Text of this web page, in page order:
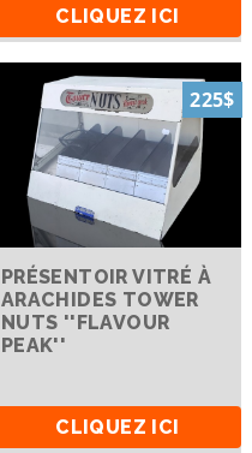
CLIQUEZ ICI
225$
PRÉSENTOIR VITRÉ À
ARACHIDES TOWER
NUTS ''FLAVOUR
PEAK''
CLIQUEZ ICI